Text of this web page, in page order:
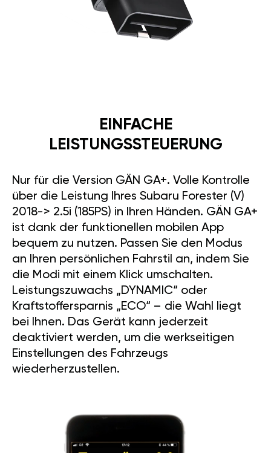
EINFACHE
LEISTUNGSSTEUERUNG
Nur für die Version GÄN GA+. Volle Kontrolle
über die Leistung Ihres Subaru Forester (V)
2018-> 2.5i (185PS) in Ihren Händen. GÄN GA+
ist dank der funktionellen mobilen App
bequem zu nutzen. Passen Sie den Modus
an Ihren persönlichen Fahrstil an, indem Sie
die Modi mit einem Klick umschalten.
Leistungszuwachs „DYNAMIC“ oder
Kraftstoffersparnis „ECO“ – die Wahl liegt
bei Ihnen. Das Gerät kann jederzeit
deaktiviert werden, um die werkseitigen
Einstellungen des Fahrzeugs
wiederherzustellen.